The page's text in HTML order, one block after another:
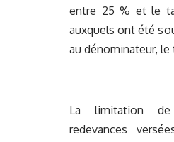
entre 25 % et le
auxquels ont été
au dénominateur, le
La limitation
redevances